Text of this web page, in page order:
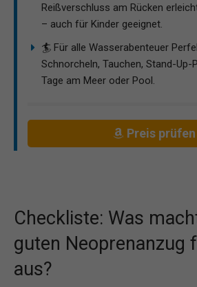
Reißverschluss am Rücken
– auch für Kinder geeignet.
🏄 Für alle Wasserabenteuer
Schnorcheln, Tauchen, Stand-Up-
Tage am Meer oder Pool.
Preis prüfen
Checkliste: Was
guten Neoprenanzug
aus?